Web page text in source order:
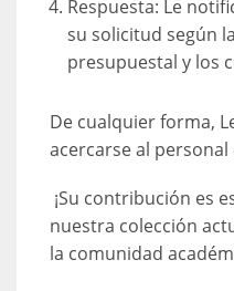
Respuesta: Le
su solicitud según
presupuestal y los
De cualquier forma,
acercarse al
¡Su contribución es
nuestra colección
la comunidad